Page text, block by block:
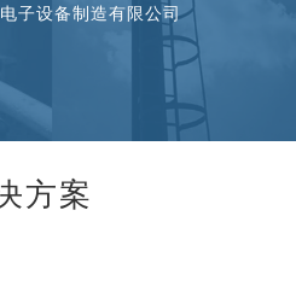
子设备制造有限公司
方案